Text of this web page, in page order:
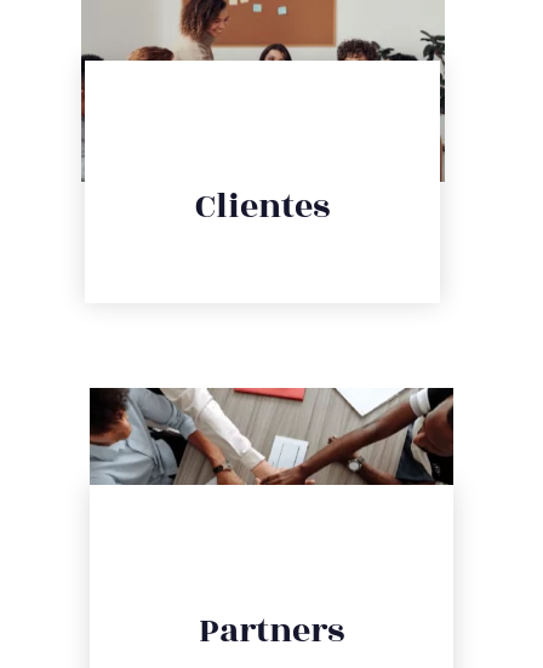
Clientes
nuestro equipo especializado.
Partners
tecnológicas del mercado.